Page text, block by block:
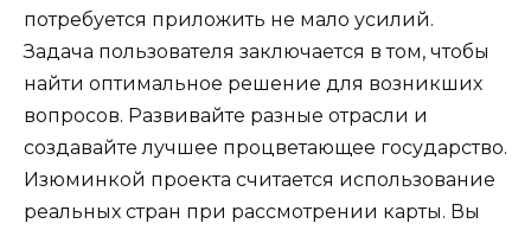
потребуется приложить не мало усилий.
Задача пользователя заключается в том, чтобы
найти оптимальное решение для возникших
вопросов. Развивайте разные отрасли и
создавайте лучшее процветающее государство.
Изюминкой проекта считается использование
реальных стран при рассмотрении карты. Вы